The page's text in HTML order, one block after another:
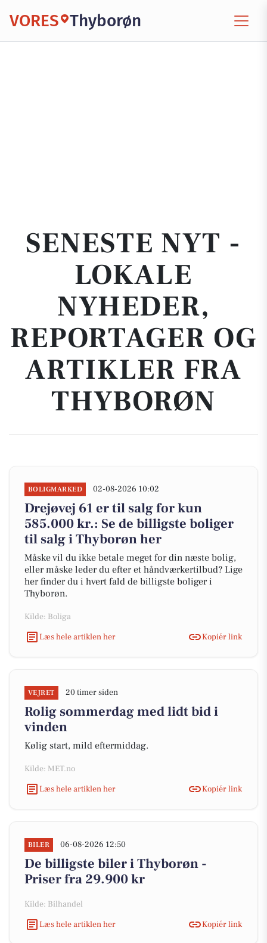
VORES Thyborøn
SENESTE NYT -
LOKALE
NYHEDER,
REPORTAGER OG
ARTIKLER FRA
THYBORØN
BOLIGMARKED 02-08-2026 10:02
Drejøvej 61 er til salg for kun
585.000 kr.: Se de billigste boliger
til salg i Thyborøn her
Måske vil du ikke betale meget for din næste bolig,
eller måske leder du efter et håndværkertilbud? Lige
her finder du i hvert fald de billigste boliger i
Thyborøn.
Kilde: Boliga
Læs hele artiklen her
Kopiér link
VEJRET 20 timer siden
Rolig sommerdag med lidt bid i
vinden
Kølig start, mild eftermiddag.
Kilde: MET.no
Læs hele artiklen her
Kopiér link
BILER 06-08-2026 12:50
De billigste biler i Thyborøn -
Priser fra 29.900 kr
Kilde: Bilhandel
Læs hele artiklen her
Kopiér link